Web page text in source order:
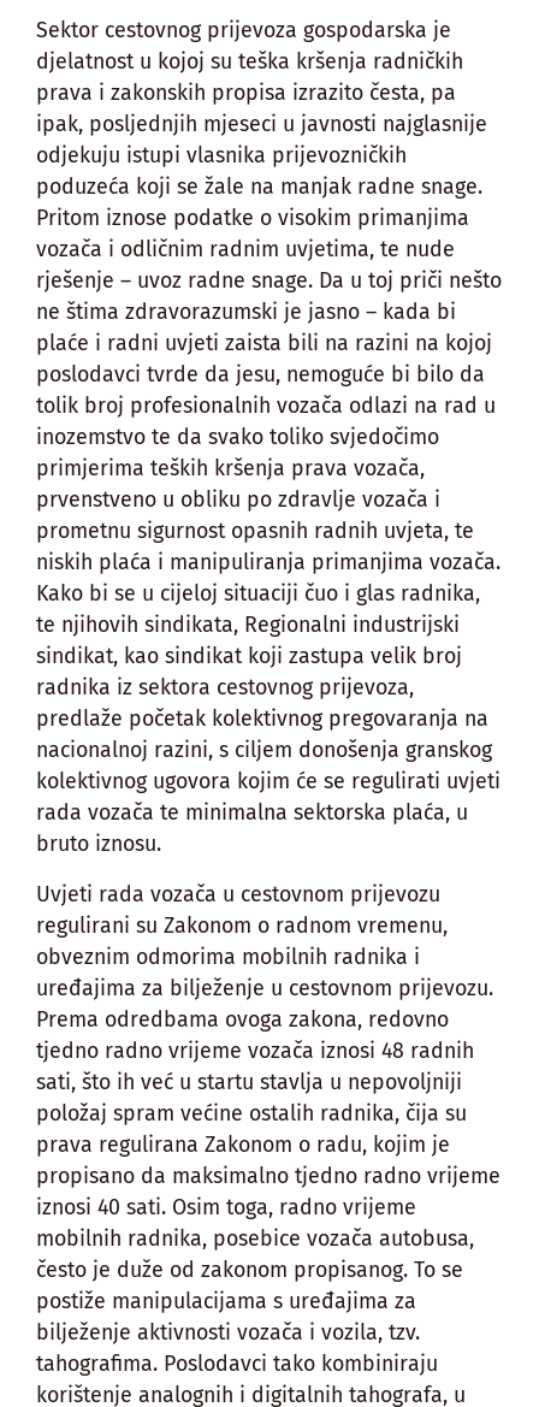
Sektor cestovnog prijevoza gospodarska je
djelatnost u kojoj su teška kršenja radničkih
prava i zakonskih propisa izrazito česta, pa
ipak, posljednjih mjeseci u javnosti najglasnije
odjekuju istupi vlasnika prijevozničkih
poduzeća koji se žale na manjak radne snage.
Pritom iznose podatke o visokim primanjima
vozača i odličnim radnim uvjetima, te nude
rješenje – uvoz radne snage. Da u toj priči nešto
ne štima zdravorazumski je jasno – kada bi
plaće i radni uvjeti zaista bili na razini na kojoj
poslodavci tvrde da jesu, nemoguće bi bilo da
tolik broj profesionalnih vozača odlazi na rad u
inozemstvo te da svako toliko svjedočimo
primjerima teških kršenja prava vozača,
prvenstveno u obliku po zdravlje vozača i
prometnu sigurnost opasnih radnih uvjeta, te
niskih plaća i manipuliranja primanjima vozača.
Kako bi se u cijeloj situaciji čuo i glas radnika,
te njihovih sindikata, Regionalni industrijski
sindikat, kao sindikat koji zastupa velik broj
radnika iz sektora cestovnog prijevoza,
predlaže početak kolektivnog pregovaranja na
nacionalnoj razini, s ciljem donošenja granskog
kolektivnog ugovora kojim će se regulirati uvjeti
rada vozača te minimalna sektorska plaća, u
bruto iznosu.
Uvjeti rada vozača u cestovnom prijevozu
regulirani su Zakonom o radnom vremenu,
obveznim odmorima mobilnih radnika i
uređajima za bilježenje u cestovnom prijevozu.
Prema odredbama ovoga zakona, redovno
tjedno radno vrijeme vozača iznosi 48 radnih
sati, što ih već u startu stavlja u nepovoljniji
položaj spram većine ostalih radnika, čija su
prava regulirana Zakonom o radu, kojim je
propisano da maksimalno tjedno radno vrijeme
iznosi 40 sati. Osim toga, radno vrijeme
mobilnih radnika, posebice vozača autobusa,
često je duže od zakonom propisanog. To se
postiže manipulacijama s uređajima za
bilježenje aktivnosti vozača i vozila, tzv.
tahografima. Poslodavci tako kombiniraju
korištenje analognih i digitalnih tahografa, u